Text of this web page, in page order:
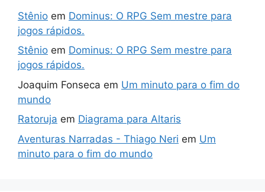
Stênio em Dominus: O RPG Sem mestre para
jogos rápidos.
Stênio em Dominus: O RPG Sem mestre para
jogos rápidos.
Joaquim Fonseca em Um minuto para o fim do
mundo
Ratoruja em Diagrama para Altaris
Aventuras Narradas - Thiago Neri em Um
minuto para o fim do mundo